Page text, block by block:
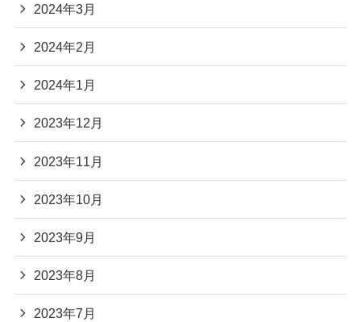
2024年3月
2024年2月
2024年1月
2023年12月
2023年11月
2023年10月
2023年9月
2023年8月
2023年7月